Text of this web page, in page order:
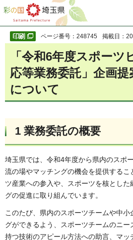
彩の国 埼玉県
ページ番号：248745 掲載日：
「令和6年度スポーツ
応等業務委託」企画
について
1 業務委託の概要
埼玉県では、令和4年度から県内のスポ
流の場やマッチングの機会を提供するこ
ツ産業への参入や、スポーツを核とし
グの促進に取り組んでいます。
このたび、県内のスポーツチームや中
グができるよう、スポーツチームのニ
持つ技術のアピール方法への助言、マッ